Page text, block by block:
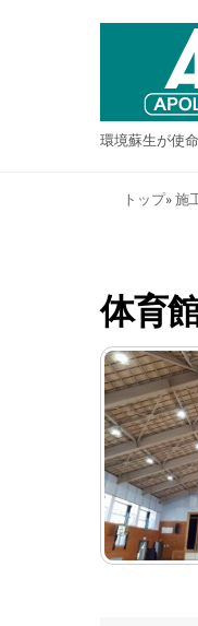
環境蘇生が使
トップ» 施
体育